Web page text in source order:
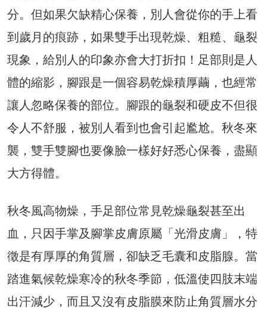
分。但如果欠缺精心保養，別人會從你的手上看
到歲月的痕跡，如果雙手出現乾燥、粗糙、龜裂
現象，給別人的印象亦會大打折扣！足部則是人
體的縮影，腳跟是一個容易乾燥積厚繭，也經常
讓人忽略保養的部位。腳跟的龜裂和硬皮不但很
令人不舒服，被別人看到也會引起尷尬。秋冬來
襲，雙手雙腳也要像臉一樣好好悉心保養，盡顯
大方得體。
秋冬風高物燥，手足部位常見乾燥龜裂甚至出
血，只因手掌及腳掌皮膚原屬「光滑皮膚」，特
徵是有厚厚的角質層，卻缺乏毛囊和皮脂腺。當
踏進氣候乾燥寒冷的秋冬季節，低溫使四肢末端
出汗減少，而且又沒有皮脂膜來防止角質層水分